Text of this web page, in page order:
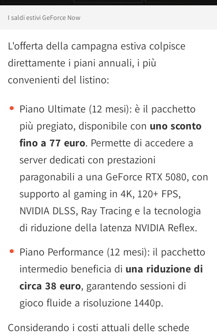
I saldi estivi GeForce Now
L'offerta della campagna estiva colpisce
direttamente i piani annuali, i più
convenienti del listino:
Piano Ultimate (12 mesi): è il pacchetto
più pregiato, disponibile con uno sconto
fino a 77 euro. Permette di accedere a
server dedicati con prestazioni
paragonabili a una GeForce RTX 5080, con
supporto al gaming in 4K, 120+ FPS,
NVIDIA DLSS, Ray Tracing e la tecnologia
di riduzione della latenza NVIDIA Reflex.
Piano Performance (12 mesi): il pacchetto
intermedio beneficia di una riduzione di
circa 38 euro, garantendo sessioni di
gioco fluide a risoluzione 1440p.
Considerando i costi attuali delle schede